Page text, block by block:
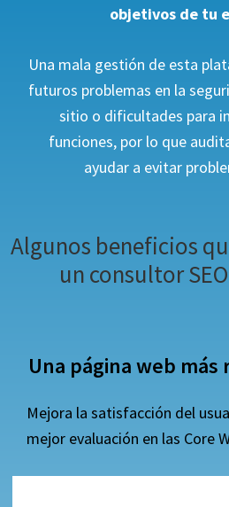
objetivos de tu
Una mala gestión de esta
futuros problemas en la
sitio o dificultades para
funciones, por lo que
ayudar a evitar
Algunos beneficios
un consultor
Una página web más
Mejora la satisfacción del
mejor evaluación en las Core